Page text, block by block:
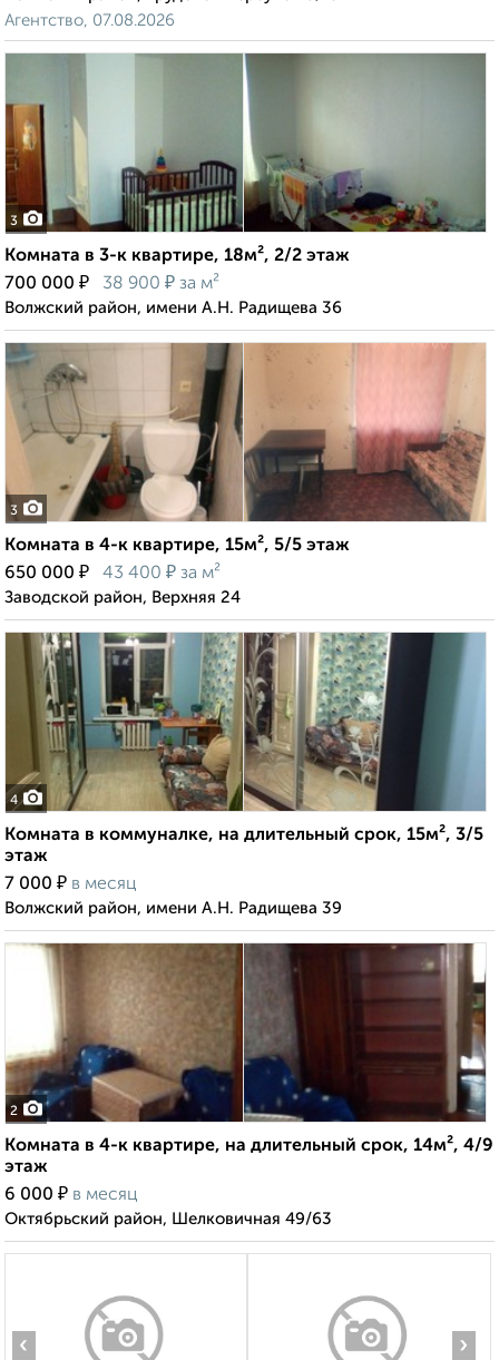
Агентство, 07.08.2026
3
Комната в 3-к квартире, 18м², 2/2 этаж
700 000 ₽ 38 900 ₽ за м²
Волжский район, имени А.Н. Радищева 36
3
Комната в 4-к квартире, 15м², 5/5 этаж
650 000 ₽ 43 400 ₽ за м²
Заводской район, Верхняя 24
4
Комната в коммуналке, на длительный срок, 15м², 3/5
этаж
7 000 ₽ в месяц
Волжский район, имени А.Н. Радищева 39
2
Комната в 4-к квартире, на длительный срок, 14м², 4/9
этаж
6 000 ₽ в месяц
Октябрьский район, Шелковичная 49/63
‹ ›